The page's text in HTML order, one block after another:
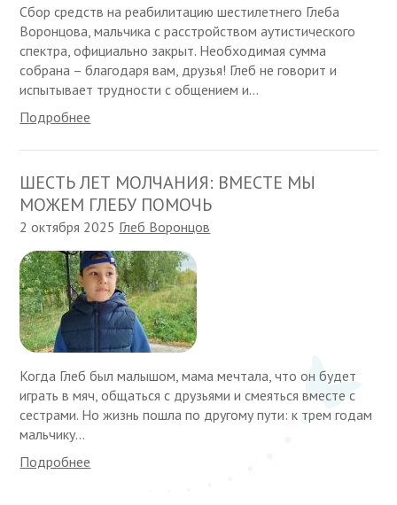
Сбор средств на реабилитацию шестилетнего Глеба
Воронцова, мальчика с расстройством аутистического
спектра, официально закрыт. Необходимая сумма
собрана – благодаря вам, друзья! Глеб не говорит и
испытывает трудности с общением и...
Подробнее
ШЕСТЬ ЛЕТ МОЛЧАНИЯ: ВМЕСТЕ МЫ
МОЖЕМ ГЛЕБУ ПОМОЧЬ
2 октября 2025 Глеб Воронцов
Когда Глеб был малышом, мама мечтала, что он будет
играть в мяч, общаться с друзьями и смеяться вместе с
сестрами. Но жизнь пошла по другому пути: к трем годам
мальчику...
Подробнее